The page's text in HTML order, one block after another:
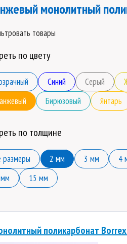
монолитный
товары
по цвету
Синий Серый
Бирюзовый Янтарь
по толщине
размеры 2 мм 3 мм 4
15 мм
поликарбонат